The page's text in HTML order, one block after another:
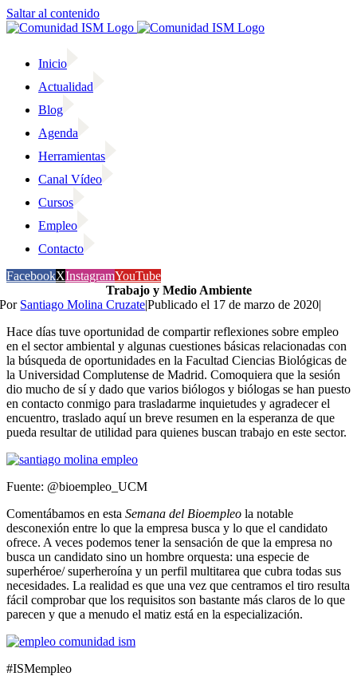
Saltar al contenido
Inicio
Actualidad
Blog
Agenda
Herramientas
Canal Vídeo
Cursos
Empleo
Contacto
FacebookXInstagramYouTube
Trabajo y Medio Ambiente
Por Santiago Molina Cruzate|Publicado el 17 de marzo de 2020|
Hace días tuve oportunidad de compartir reflexiones sobre empleo
en el sector ambiental y algunas cuestiones básicas relacionadas con
la búsqueda de oportunidades en la Facultad Ciencias Biológicas de
la Universidad Complutense de Madrid. Comoquiera que la sesión
dio mucho de sí y dado que varios biólogos y biólogas se han puesto
en contacto conmigo para trasladarme inquietudes y agradecer el
encuentro, traslado aquí un breve resumen en la esperanza de que
pueda resultar de utilidad para quienes buscan trabajo en este sector.
Fuente: @bioempleo_UCM
Comentábamos en esta Semana del Bioempleo la notable
desconexión entre lo que la empresa busca y lo que el candidato
ofrece. A veces podemos tener la sensación de que la empresa no
busca un candidato sino un hombre orquesta: una especie de
superhéroe/ superheroína y un perfil multitarea que cubra todas sus
necesidades. La realidad es que una vez que centramos el tiro resulta
fácil comprobar que los requisitos son bastante más claros de lo que
parecen y que a menudo el matiz está en la especialización.
#ISMempleo